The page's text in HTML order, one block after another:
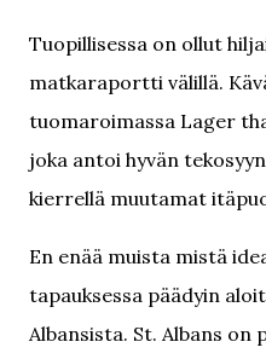
Tuopillisessa on ollut
matkaraportti välillä.
tuomaroimassa Lager
joka antoi hyvän
kierrellä muutamat
En enää muista mistä
tapauksessa päädyin
Albansista. St. Albans on